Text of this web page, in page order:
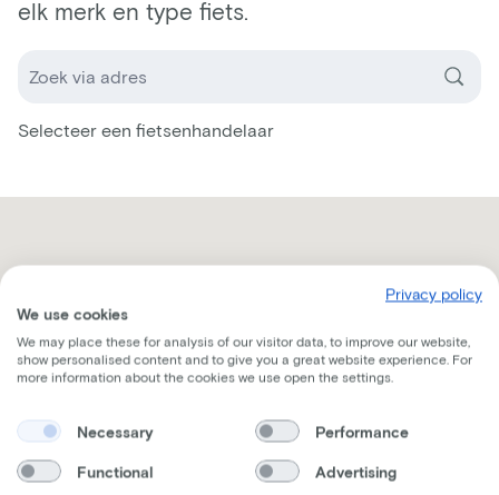
elk merk en type fiets.
Selecteer een fietsenhandelaar
Privacy policy
We use cookies
We may place these for analysis of our visitor data, to improve our website,
show personalised content and to give you a great website experience. For
more information about the cookies we use open the settings.
Necessary Performance
Functional Advertising